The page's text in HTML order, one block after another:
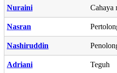
Nuraini Cahaya
Nasran
Nashiruddin
Adriani Teguh